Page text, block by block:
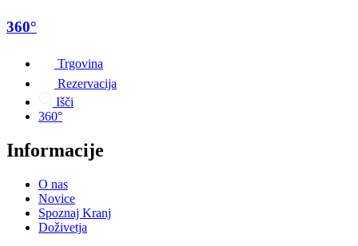
360°
Trgovina
Rezervacija
Išči
360°
Informacije
O nas
Novice
Spoznaj Kranj
Doživetja